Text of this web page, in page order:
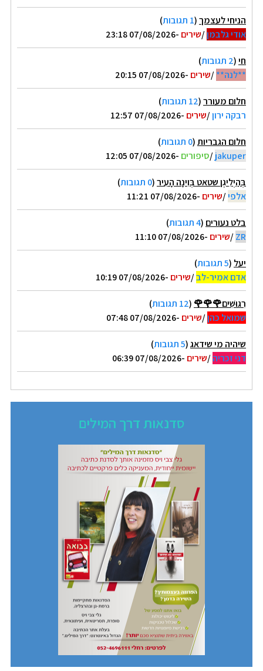
הניחי לעצמך(1 תגובות
)
אודי גלבמן/שירים -07/08/2026 23:18
חי(2 תגובות
)
**לנה**/שירים -07/08/2026 20:15
חלום מעורר(12 תגובות
)
רבקה ירון/שירים -07/08/2026 12:57
חלום הגבריות(0 תגובות
)
jakuper
/סיפורים -07/08/2026 12:05
בְּהַיְלִיגֶן שטאט בְּוִינָה הָעִיר(0 תגובות
)
אלפי/שירים -07/08/2026 11:21
בלט נעורים (4 תגובות
)
ZR
/שירים -07/08/2026 11:10
יעל (5 תגובות
)
אדם אמיר-לב/שירים -07/08/2026 10:19
רִגּוּשִׁים🌹🌹🌹 (12 תגובות
)
שמואל כהן/שירים -07/08/2026 07:48
שיהיה מי שידאג(5 תגובות
)
דני זכריה/שירים -07/08/2026 06:39
סדנאות דרך המילים